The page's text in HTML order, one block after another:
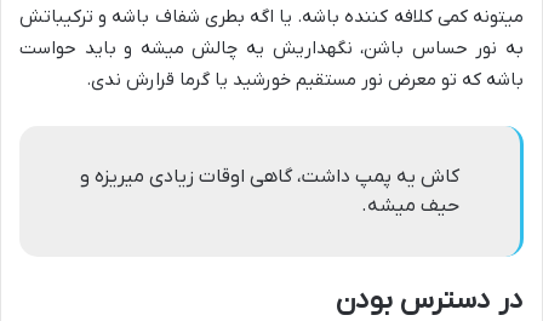
میتونه کمی کلافه کننده باشه. یا اگه بطری شفاف باشه و ترکیباتش
به نور حساس باشن، نگهداریش یه چالش میشه و باید حواست
باشه که تو معرض نور مستقیم خورشید یا گرما قرارش ندی.
کاش یه پمپ داشت، گاهی اوقات زیادی میریزه و
حیف میشه.
در دسترس بودن